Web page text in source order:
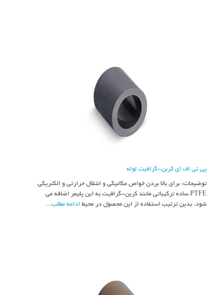
پی تی اف ای کربن-گرافیت لوله
توضیحات: برای بالا بردن خواص مکانیکی و انتقال حرارتی و الکتریکی
PTFE ساده ترکیباتی مانند کربن-گرافیت به این پلیمر اضافه می
شود. بدین ترتیب استفاده از این محصول در محیط ادامه مطلب...